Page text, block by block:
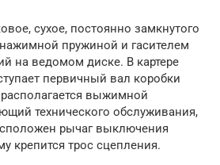
сухое, постоянно замкнутого
пружиной и гасителем
на ведомом диске. В картере
первичный вал коробки
выжимной
технического обслуживания,
рычаг выключения
крепится трос сцепления.